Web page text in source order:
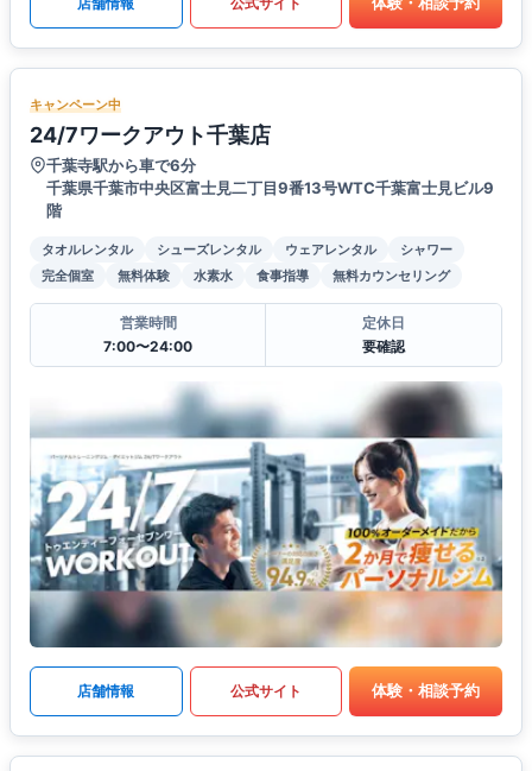
キャンペーン中
24/7ワークアウト千葉店
千葉寺駅から車で6分
千葉県千葉市中央区富士見二丁目9番13号WTC千葉富士見ビル9
階
タオルレンタル シューズレンタル ウェアレンタル
シャワー
完全個室
無料体験 水素水 食事指導 無料カウンセリング
営業時間
7:00〜24:00
定休日
要確認
店舗情報 公式サイト 体験・相談予約